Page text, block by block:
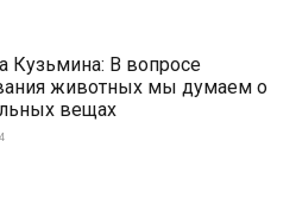
Кузьмина: В вопросе
животных мы думаем о
вещах